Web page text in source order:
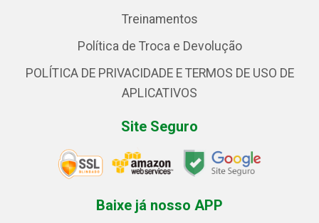
Treinamentos
Política de Troca e Devolução
POLÍTICA DE PRIVACIDADE E TERMOS DE USO DE
APLICATIVOS
Site Seguro
Baixe já nosso APP